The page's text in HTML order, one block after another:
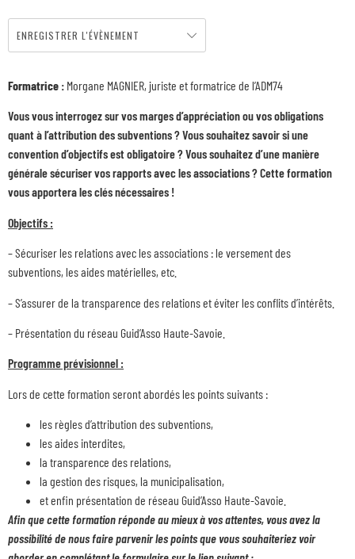
ENREGISTRER L'ÉVÈNEMENT
Formatrice : Morgane MAGNIER, juriste et formatrice de l’ADM74
Vous vous interrogez sur vos marges d’appréciation ou vos obligations
quant à l’attribution des subventions ? Vous souhaitez savoir si une
convention d’objectifs est obligatoire ? Vous souhaitez d’une manière
générale sécuriser vos rapports avec les associations ? Cette formation
vous apportera les clés nécessaires !
Objectifs :
– Sécuriser les relations avec les associations : le versement des
subventions, les aides matérielles, etc.
– S’assurer de la transparence des relations et éviter les conflits d’intérêts.
– Présentation du réseau Guid’Asso Haute-Savoie.
Programme prévisionnel :
Lors de cette formation seront abordés les points suivants :
les règles d’attribution des subventions,
les aides interdites,
la transparence des relations,
la gestion des risques, la municipalisation,
et enfin présentation de réseau Guid’Asso Haute-Savoie.
Afin que cette formation réponde au mieux à vos attentes, vous avez la
possibilité de nous faire parvenir les points que vous souhaiteriez voir